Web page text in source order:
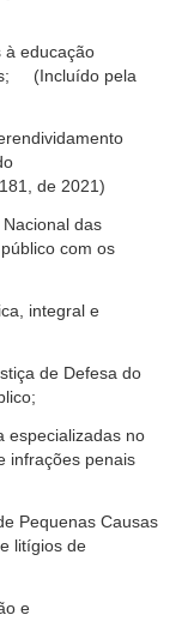
à educação
(Incluído pela
de 2021)
das
com os
integral e
de Defesa do
especializadas no
infrações penais
Pequenas Causas
litígios de
e